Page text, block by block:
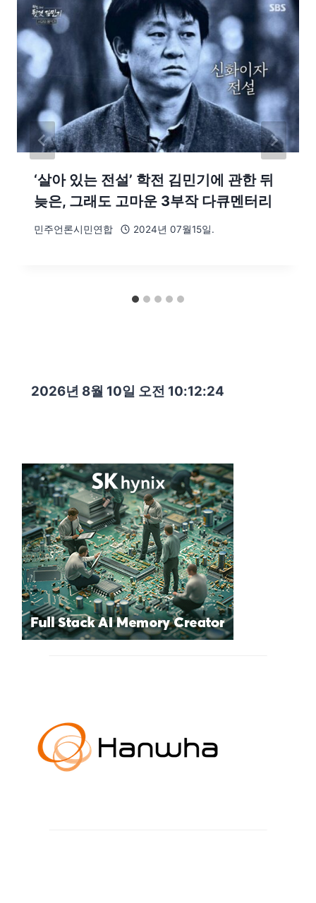
‘살아 있는 전설’ 학전 김민기에 관한 뒤
늦은, 그래도 고마운 3부작 다큐멘터리
민주언론시민연합 2024년 07월15일.
2026년 8월 10일 오전 10:12:26